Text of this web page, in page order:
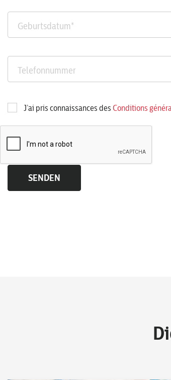
Geburtsdatum*
Telefonnummer
J’ai pris connaissances des Conditions